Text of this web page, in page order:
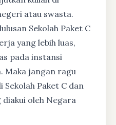
atau swasta.
Sekolah Paket C
yang lebih luas,
pada instansi
Maka jangan ragu
Paket C dan
oleh Negara